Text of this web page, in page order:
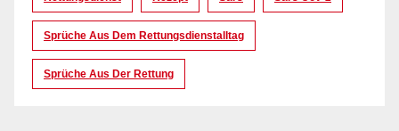
Sprüche Aus Dem Rettungsdienstalltag
Sprüche Aus Der Rettung